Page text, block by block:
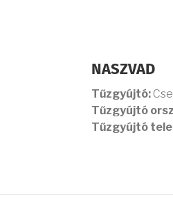
NASZVAD
Tűzgyújtó:
Tűzgyújtó
Tűzgyújtó